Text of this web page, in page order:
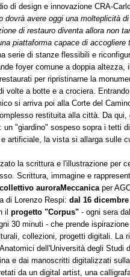
di design e innovazione CRA-
dovrà avere oggi una molteplicità
di restauro diventa allora non
piattaforma capace di accogliere
serie di stanze flessibili e
foyer comune a doppia altezza,
per ripristinarne la
volte a botte e a crociera.
si arriva poi alla Corte del
restituita alla città. Da
"giardino" sospeso sopra i tetti
artificiale, la vista si allarga sulle
la scrittura e l'illustrazione per
Scrittura, immagine e
auroraMeccanicaper
di Lorenzo Respi: dal 16
il progetto "Corpus" - ogni sera
30 minuti - che prende
collezioni, progetti digitali. La
dell'Università degli Studi
e dai manoscritti digitalizzati
da un digital artist, una